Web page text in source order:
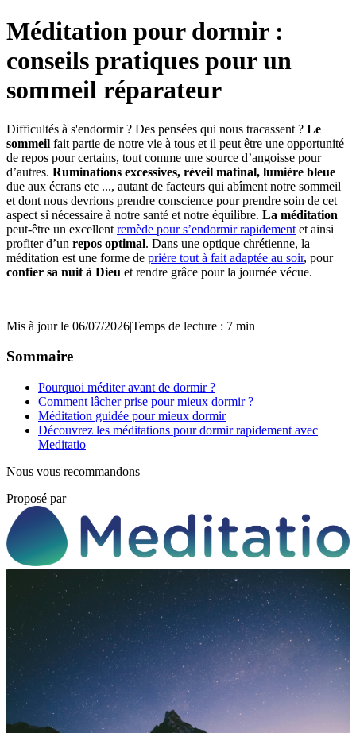
Méditation pour dormir :
conseils pratiques pour un
sommeil réparateur
Difficultés à s'endormir ? Des pensées qui nous tracassent ? Le
sommeil fait partie de notre vie à tous et il peut être une opportunité
de repos pour certains, tout comme une source d’angoisse pour
d’autres. Ruminations excessives, réveil matinal, lumière bleue
due aux écrans etc ..., autant de facteurs qui abîment notre sommeil
et dont nous devrions prendre conscience pour prendre soin de cet
aspect si nécessaire à notre santé et notre équilibre. La méditation
peut-être un excellent remède pour s’endormir rapidement et ainsi
profiter d’un repos optimal. Dans une optique chrétienne, la
méditation est une forme de prière tout à fait adaptée au soir, pour
confier sa nuit à Dieu et rendre grâce pour la journée vécue.
Mis à jour le 06/07/2026|Temps de lecture : 7 min
Sommaire
Pourquoi méditer avant de dormir ?
Comment lâcher prise pour mieux dormir ?
Méditation guidée pour mieux dormir
Découvrez les méditations pour dormir rapidement avec
Meditatio
Nous vous recommandons
Proposé par